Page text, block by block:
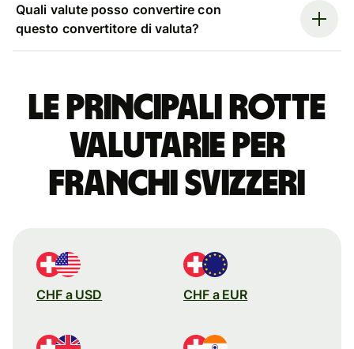
Quali valute posso convertire con
questo convertitore di valuta?
Le principali rotte
valutarie per
franchi svizzeri
CHF a USD CHF a EUR